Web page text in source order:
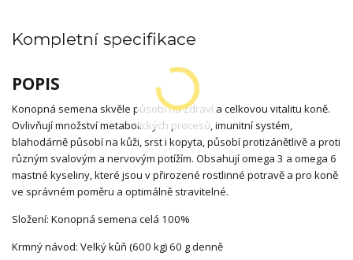
Kompletní specifikace
POPIS
Konopná semena skvěle působí na zdraví a celkovou vitalitu koně.
Ovlivňují množství metabolických procesů, imunitní systém,
blahodárně působí na kůži, srst i kopyta, působí protizánětlivě a proti
různým svalovým a nervovým potížím. Obsahují omega 3 a omega 6
mastné kyseliny, které jsou v přirozené rostlinné potravě a pro koně
ve správném poměru a optimálně stravitelné.
Složení: Konopná semena celá 100%
Krmný návod: Velký kůň (600 kg) 60 g denně